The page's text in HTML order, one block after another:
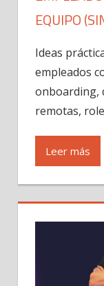
EQUIPO
Ideas
empleados
onboarding,
remotas,
Leer más